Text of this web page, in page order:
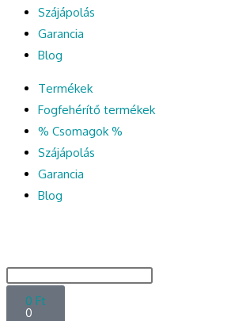
Szájápolás
Garancia
Blog
Termékek
Fogfehérítő termékek
% Csomagok %
Szájápolás
Garancia
Blog
0 Ft
0